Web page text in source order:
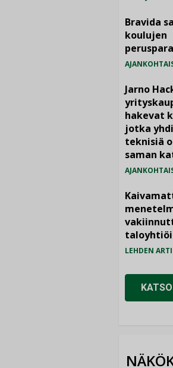
Bravida
koulujen
Jarno
hakevat
jotka
teknisiä
saman
LEHDEN